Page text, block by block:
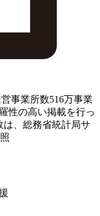
事業所数516万事業
性の高い掲載を行っ
、総務省統計局サ